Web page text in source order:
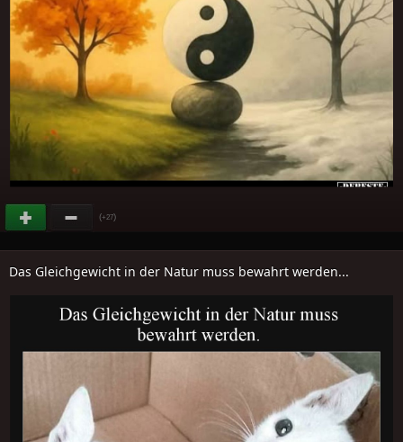
(+27)
Das Gleichgewicht in der Natur muss bewahrt werden...